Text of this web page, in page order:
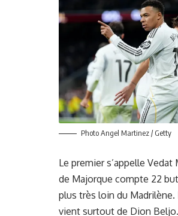
Photo Angel Martinez / Getty
Le premier s’appelle Vedat
de Majorque compte 22
plus très loin du Madrilène.
vient surtout de Dion